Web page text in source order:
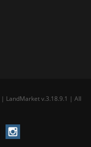
| LandMarket v.3.18.9.1 | All